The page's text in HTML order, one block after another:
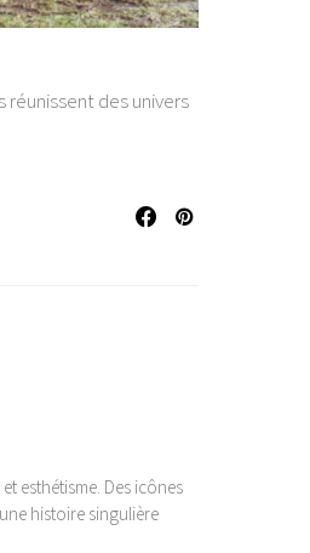
des univers
esthétisme. Des icônes
histoire singulière